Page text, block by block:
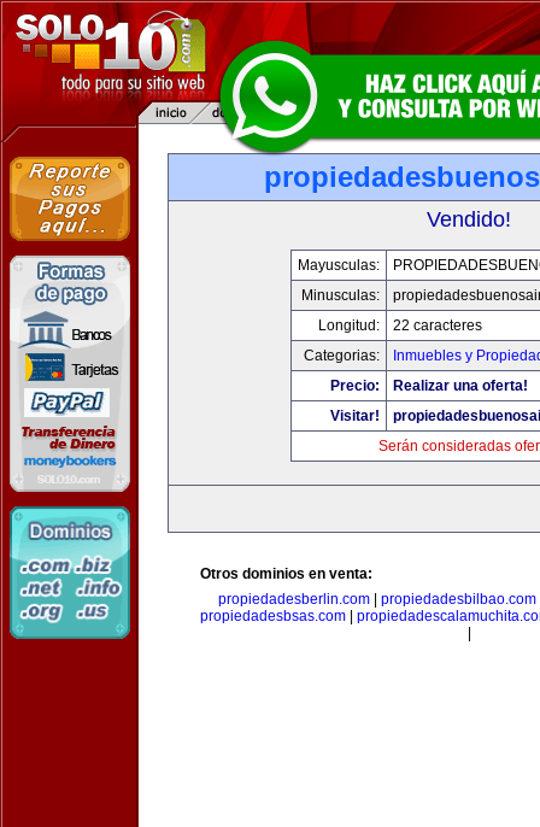
Vendido!
Mayusculas:
Minusculas:
Longitud:
22 caracteres
Categorias:
Inmuebles y
Precio:
Realizar una oferta!
Visitar!
Serán consideradas
Otros dominios en venta:
propiedadesberlin.com| propiedadesbilbao.com
propiedadesbsas.com